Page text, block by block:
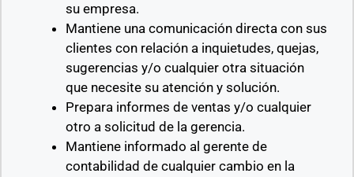
su empresa.
Mantiene una comunicación directa con sus
clientes con relación a inquietudes, quejas,
sugerencias y/o cualquier otra situación
que necesite su atención y solución.
Prepara informes de ventas y/o cualquier
otro a solicitud de la gerencia.
Mantiene informado al gerente de
contabilidad de cualquier cambio en la